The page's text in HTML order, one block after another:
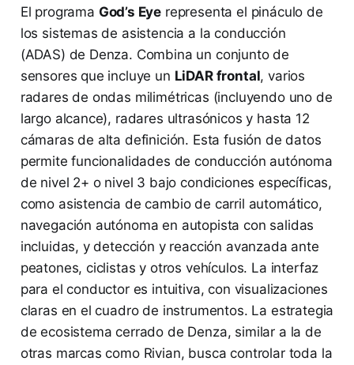
El programa God’s Eye representa el pináculo de
los sistemas de asistencia a la conducción
(ADAS) de Denza. Combina un conjunto de
sensores que incluye un LiDAR frontal, varios
radares de ondas milimétricas (incluyendo uno de
largo alcance), radares ultrasónicos y hasta 12
cámaras de alta definición. Esta fusión de datos
permite funcionalidades de conducción autónoma
de nivel 2+ o nivel 3 bajo condiciones específicas,
como asistencia de cambio de carril automático,
navegación autónoma en autopista con salidas
incluidas, y detección y reacción avanzada ante
peatones, ciclistas y otros vehículos. La interfaz
para el conductor es intuitiva, con visualizaciones
claras en el cuadro de instrumentos. La estrategia
de ecosistema cerrado de Denza, similar a la de
otras marcas como Rivian, busca controlar toda la